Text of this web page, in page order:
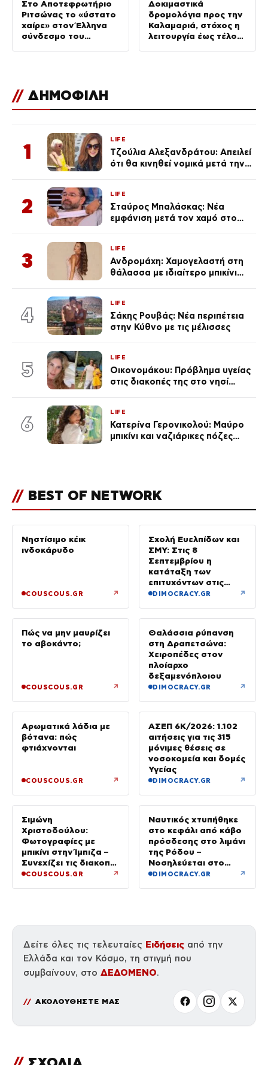
Στο Αποτεφρωτήριο
Ριτσώνας το «ύστατο
χαίρε» στον Έλληνα
σύνδεσμο του
Δοκιμαστικά
δρομολόγια προς την
Καλαμαριά, στόχος η
λειτουργία έως τέλος
// ΔΗΜΟΦΙΛΗ
1
LIFE
Τζούλια Αλεξανδράτου: Απειλεί
ότι θα κινηθεί νομικά μετά την
2
LIFE
Σταύρος Μπαλάσκας: Νέα
εμφάνιση μετά τον χαμό στο
3
LIFE
Ανδρομάχη: Χαμογελαστή στη
θάλασσα με ιδιαίτερο μπικίνι
4
LIFE
Σάκης Ρουβάς: Νέα περιπέτεια
στην Κύθνο με τις μέλισσες
5
LIFE
Οικονομάκου: Πρόβλημα υγείας
στις διακοπές της στο νησί
6
LIFE
Κατερίνα Γερονικολού: Μαύρο
μπικίνι και ναζιάρικες πόζες
// BEST OF NETWORK
Νηστίσιμο κέικ
ινδοκάρυδο
COUSCOUS.GR ↗
Σχολή Ευελπίδων και
ΣΜΥ: Στις 8
Σεπτεμβρίου η
κατάταξη των
επιτυχόντων στις
Στρατιωτικές Σχολές
DIMOCRACY.GR ↗
Πώς να μην μαυρίζει
το αβοκάντο;
COUSCOUS.GR ↗
Θαλάσσια ρύπανση
στη Δραπετσώνα:
Χειροπέδες στον
πλοίαρχο
δεξαμενόπλοιου
DIMOCRACY.GR ↗
Αρωματικά λάδια με
βότανα: πώς
φτιάχνονται
COUSCOUS.GR ↗
ΑΣΕΠ 6Κ/2026: 1.102
αιτήσεις για τις 315
μόνιμες θέσεις σε
νοσοκομεία και δομές
Υγείας
DIMOCRACY.GR ↗
Σιμώνη
Χριστοδούλου:
Φωτογραφίες με
μπικίνι στην Ίμπιζα –
Συνεχίζει τις διακοπές
της με τον σύζυγό
COUSCOUS.GR ↗
Ναυτικός χτυπήθηκε
στο κεφάλι από κάβο
πρόσδεσης στο λιμάνι
της Ρόδου –
Νοσηλεύεται στο
νοσοκομείο
DIMOCRACY.GR ↗
Δείτε όλες τις τελευταίες Ειδήσεις από την
Ελλάδα και τον Κόσμο, τη στιγμή που
συμβαίνουν, στο ΔΕΔΟΜΕΝΟ.
ΑΚΟΛΟΥΘΗΣΤΕ ΜΑΣ